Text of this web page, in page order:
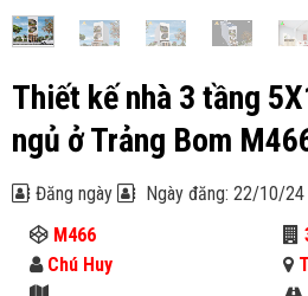
Thiết kế nhà 3 tầng
ngủ ở Trảng Bom
Đăng ngày Ngày đăng: 22/10/24
M466
Chú Huy